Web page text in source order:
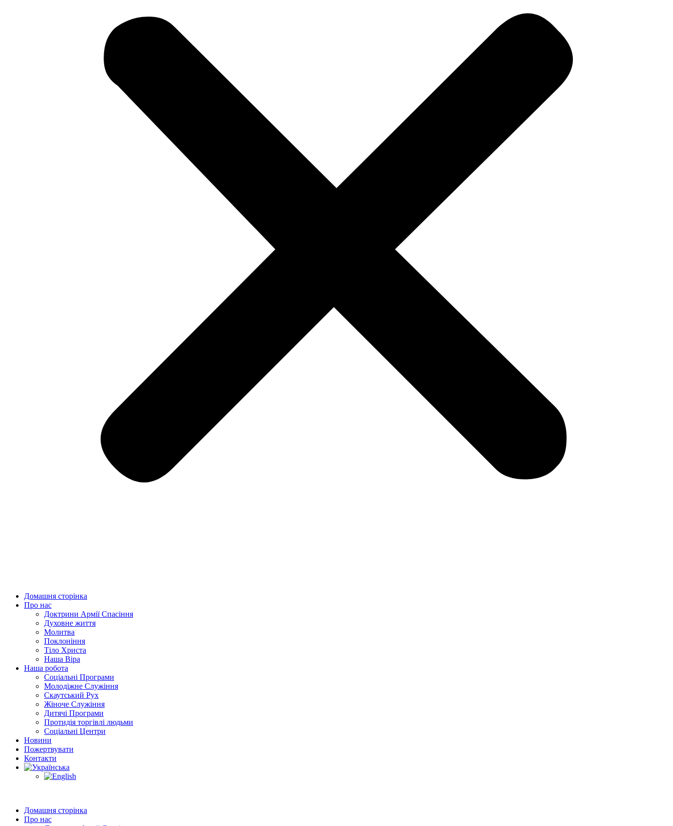
Домашня сторінка
Про нас
Доктрини Армії Спасіння
Духовне життя
Молитва
Поклоніння
Тіло Христа
Наша Віра
Наша робота
Соціальні Програми
Молодіжне Служіння
Скаутський Рух
Жіноче Cлужіння
Дитячі Програми
Протидія торгівлі людьми
Соціальні Центри
Новини
Пожертвувати
Контакти
Домашня сторінка
Про нас